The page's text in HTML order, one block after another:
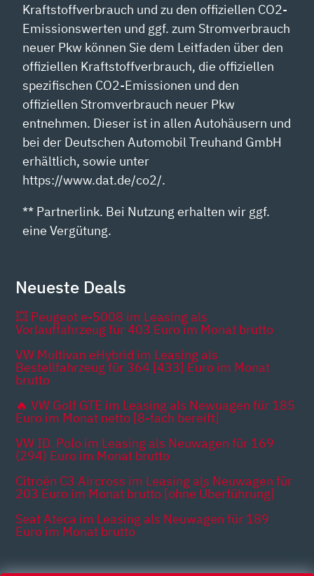
Kraftstoffverbrauch und zu den offiziellen CO2-
Emissionswerten und ggf. zum Stromverbrauch
neuer Pkw können Sie dem Leitfaden über den
offiziellen Kraftstoffverbrauch, die offiziellen
spezifischen CO2-Emissionen und den
offiziellen Stromverbrauch neuer Pkw
entnehmen. Dieser ist in allen Autohäusern und
bei der Deutschen Automobil Treuhand GmbH
erhältlich, sowie unter
https://www.dat.de/co2/.
** Partnerlink. Bei Nutzung erhalten wir ggf.
eine Vergütung.
Neueste Deals
💥 Peugeot e-5008 im Leasing als
Vorlauffahrzeug für 403 Euro im Monat brutto
VW Multivan eHybrid im Leasing als
Bestellfahrzeug für 364 [433] Euro im Monat
brutto
🔥 VW Golf GTE im Leasing als Newuagen für 185
Euro im Monat netto [8-fach bereift]
VW ID. Polo im Leasing als Neuwagen für 169
(294) Euro im Monat brutto
Citroën C3 Aircross im Leasing als Neuwagen für
203 Euro im Monat brutto [ohne Überführung]
Seat Ateca im Leasing als Neuwagen für 189
Euro im Monat brutto